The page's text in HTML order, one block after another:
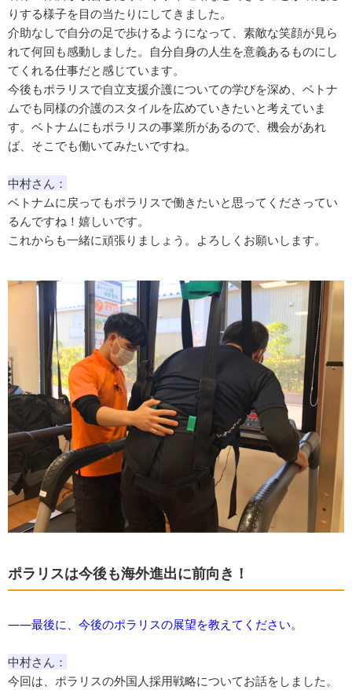
りする様子を目の当たりにしてきました。
介助なしで自分の足で歩けるようになって、素敵な笑顔が見ら
れて何回も感動しました。自分自身の人生を意義あるものにし
てくれる仕事だと感じています。
今後もポラリスで自立支援介護についての学びを深め、ベトナ
ムでも同様の介護のスタイルを広めていきたいと考えていま
す。ベトナムにもポラリスの事業所があるので、機会があれ
ば、そこでも働いてみたいですね。
中村さん：
ベトナムに戻ってもポラリスで働きたいと思ってくださってい
るんですね！嬉しいです。
これからも一緒に頑張りましょう。よろしくお願いします。
ポラリスは今後も海外進出に前向き！
――最後に、今後のポラリスの展望を教えてください。
中村さん：
今回は、ポラリスの外国人採用戦略についてお話をしました。